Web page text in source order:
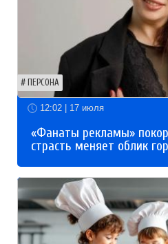
ПЕРСОНА
12:02 | 17 июля
«Фанаты рекламы»
страсть меняет облик